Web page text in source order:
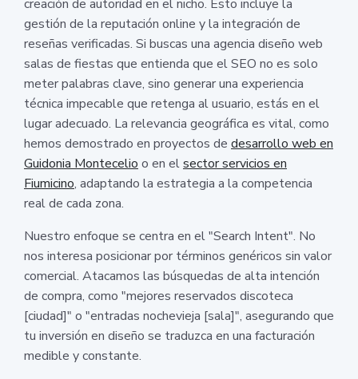
creación de autoridad en el nicho. Esto incluye la
gestión de la reputación online y la integración de
reseñas verificadas. Si buscas una agencia diseño web
salas de fiestas que entienda que el SEO no es solo
meter palabras clave, sino generar una experiencia
técnica impecable que retenga al usuario, estás en el
lugar adecuado. La relevancia geográfica es vital, como
hemos demostrado en proyectos de desarrollo web en
Guidonia Montecelio o en elsector servicios en
Fiumicino, adaptando la estrategia a la competencia
real de cada zona.
Nuestro enfoque se centra en el "Search Intent". No
nos interesa posicionar por términos genéricos sin valor
comercial. Atacamos las búsquedas de alta intención
de compra, como "mejores reservados discoteca
[ciudad]" o "entradas nochevieja [sala]", asegurando que
tu inversión en diseño se traduzca en una facturación
medible y constante.